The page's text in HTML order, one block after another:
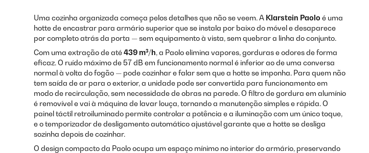
Uma cozinha organizada começa pelos detalhes que não se veem. A Klarstein Paolo é uma
hotte de encastrar para armário superior que se instala por baixo do móvel e desaparece
por completo atrás da porta — sem equipamento à vista, sem quebrar a linha do conjunto.
Com uma extração de até439 m³/h, a Paolo elimina vapores, gorduras e odores de forma
eficaz. O ruído máximo de 57 dB em funcionamento normal é inferior ao de uma conversa
normal à volta do fogão — pode cozinhar e falar sem que a hotte se imponha. Para quem não
tem saída de ar para o exterior, a unidade pode ser convertida para funcionamento em
modo de recirculação, sem necessidade de obras na parede. O filtro de gordura em alumínio
é removível e vai à máquina de lavar louça, tornando a manutenção simples e rápida. O
painel táctil retroiluminado permite controlar a potência e a iluminação com um único toque,
e o temporizador de desligamento automático ajustável garante que a hotte se desliga
sozinha depois de cozinhar.
O design compacto da Paolo ocupa um espaço mínimo no interior do armário, preservando